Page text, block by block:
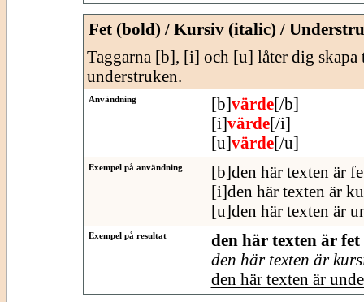
Fet (bold) / Kursiv (italic) /
Taggarna [b], [i] och [u] låter dig
understruken.
Användning [b]värde[/b]
[i]värde[/i]
[u]värde[/u]
Exempel på användning
[b]den här texten är
[i]den här texten är
[u]den här texten är
Exempel på resultat
den här texten är fet
den här texten är
den här texten är